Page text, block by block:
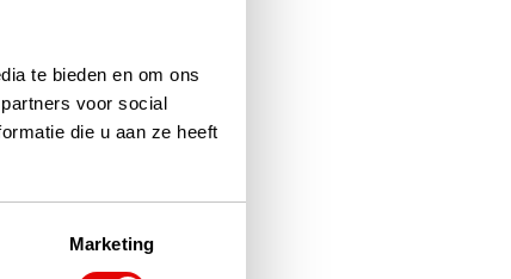
te bieden en om ons
voor social
die u aan ze heeft
Marketing